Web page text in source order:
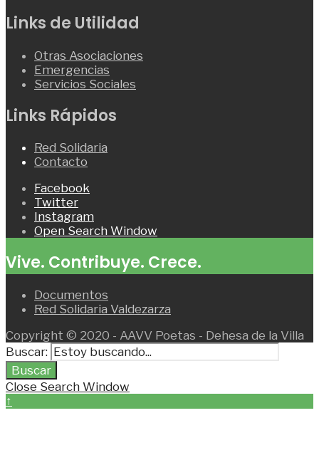
Links de Utilidad
Otras Asociaciones
Emergencias
Servicios Sociales
Links Rápidos
Red Solidaria
Contacto
Facebook
Twitter
Instagram
Open Search Window
Vive. Contribuye. Crece.
Documentos
Red Solidaria Valdezarza
Copyright © 2020 - AAVV Poetas - Dehesa de la Villa
Buscar:
Buscar
Close Search Window
↑